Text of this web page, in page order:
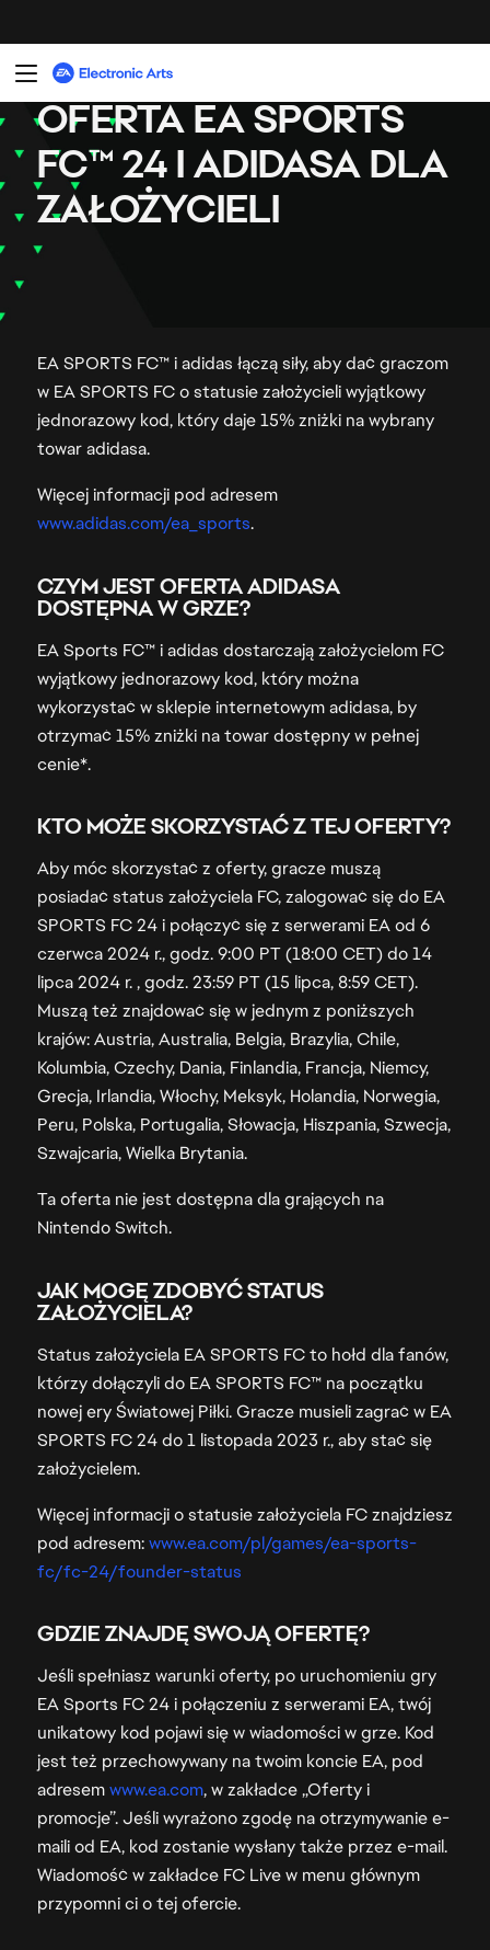
EA SPORTS FC™ i adidas łączą siły, aby dać graczom
w EA SPORTS FC o statusie założycieli wyjątkowy
jednorazowy kod, który daje 15% zniżki na wybrany
towar adidasa.
Więcej informacji pod adresem
www.adidas.com/ea_sports.
CZYM JEST OFERTA ADIDASA
DOSTĘPNA W GRZE?
EA Sports FC™ i adidas dostarczają założycielom FC
wyjątkowy jednorazowy kod, który można
wykorzystać w sklepie internetowym adidasa, by
otrzymać 15% zniżki na towar dostępny w pełnej
cenie*.
KTO MOŻE SKORZYSTAĆ Z TEJ OFERTY?
Aby móc skorzystać z oferty, gracze muszą
posiadać status założyciela FC, zalogować się do EA
SPORTS FC 24 i połączyć się z serwerami EA od 6
czerwca 2024 r., godz. 9:00 PT (18:00 CET) do 14
lipca 2024 r. , godz. 23:59 PT (15 lipca, 8:59 CET).
Muszą też znajdować się w jednym z poniższych
krajów: Austria, Australia, Belgia, Brazylia, Chile,
Kolumbia, Czechy, Dania, Finlandia, Francja, Niemcy,
Grecja, Irlandia, Włochy, Meksyk, Holandia, Norwegia,
Peru, Polska, Portugalia, Słowacja, Hiszpania, Szwecja,
Szwajcaria, Wielka Brytania.
Ta oferta nie jest dostępna dla grających na
Nintendo Switch.
JAK MOGĘ ZDOBYĆ STATUS
ZAŁOŻYCIELA?
Status założyciela EA SPORTS FC to hołd dla fanów,
którzy dołączyli do EA SPORTS FC™ na początku
nowej ery Światowej Piłki. Gracze musieli zagrać w EA
SPORTS FC 24 do 1 listopada 2023 r., aby stać się
założycielem.
Więcej informacji o statusie założyciela FC znajdziesz
pod adresem:www.ea.com/pl/games/ea-sports-
fc/fc-24/founder-status
GDZIE ZNAJDĘ SWOJĄ OFERTĘ?
Jeśli spełniasz warunki oferty, po uruchomieniu gry
EA Sports FC 24 i połączeniu z serwerami EA, twój
unikatowy kod pojawi się w wiadomości w grze. Kod
jest też przechowywany na twoim koncie EA, pod
adresemwww.ea.com, w zakładce „Oferty i
promocje”. Jeśli wyrażono zgodę na otrzymywanie e-
maili od EA, kod zostanie wysłany także przez e-mail.
Wiadomość w zakładce FC Live w menu głównym
przypomni ci o tej ofercie.